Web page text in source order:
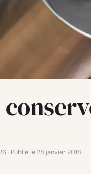
· Publié le 28 janvier 2018